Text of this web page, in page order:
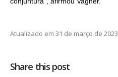
Atualizado em 31 de março de 2023
Share this post